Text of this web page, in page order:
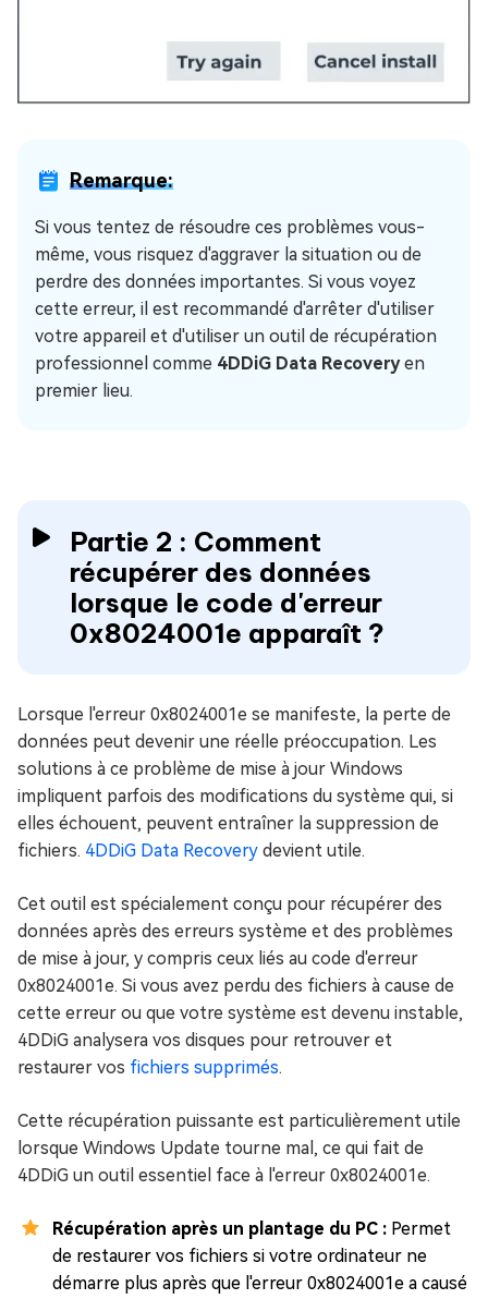
Remarque:
Si vous tentez de résoudre ces problèmes vous-
même, vous risquez d'aggraver la situation ou de
perdre des données importantes. Si vous voyez
cette erreur, il est recommandé d'arrêter d'utiliser
votre appareil et d'utiliser un outil de récupération
professionnel comme 4DDiG Data Recoveryen
premier lieu.
Partie 2 : Comment
récupérer des données
lorsque le code d'erreur
0x8024001e apparaît ?
Lorsque l'erreur 0x8024001e se manifeste, la perte de
données peut devenir une réelle préoccupation. Les
solutions à ce problème de mise à jour Windows
impliquent parfois des modifications du système qui, si
elles échouent, peuvent entraîner la suppression de
fichiers. 4DDiG Data Recovery devient utile.
Cet outil est spécialement conçu pour récupérer des
données après des erreurs système et des problèmes
de mise à jour, y compris ceux liés au code d'erreur
0x8024001e. Si vous avez perdu des fichiers à cause de
cette erreur ou que votre système est devenu instable,
4DDiG analysera vos disques pour retrouver et
restaurer vos fichiers supprimés.
Cette récupération puissante est particulièrement utile
lorsque Windows Update tourne mal, ce qui fait de
4DDiG un outil essentiel face à l'erreur 0x8024001e.
Récupération après un plantage du PC : Permet
de restaurer vos fichiers si votre ordinateur ne
démarre plus après que l'erreur 0x8024001e a causé